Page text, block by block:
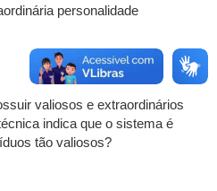
personalidade
valiosos e extraordinários
indica que o sistema é
tão valiosos?